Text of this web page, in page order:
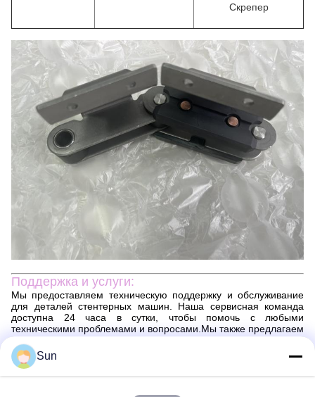
Скрепер
Поддержка и услуги:
Мы предоставляем техническую поддержку и обслуживание
для деталей стентерных машин. Наша сервисная команда
доступна 24 часа в сутки, чтобы помочь с любыми
техническими проблемами и вопросами.Мы также предлагаем
ряд услуг по установке и техническому обслуживанию Stenter
Machine Parts. Наши профессионалы будут следить за тем,
чтобы ваш продукт был установлен правильно и работал
бесперебойно. В случае сбоя или неисправности мы можем
Sun